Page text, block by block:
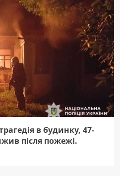
в будинку, 47-
після пожежі.